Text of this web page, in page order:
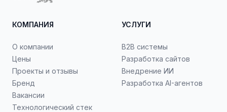
КОМПАНИЯ
О компании
Цены
Проекты и отзывы
Бренд
Вакансии
Технологический стек
УСЛУГИ
B2B системы
Разработка сайтов
Внедрение ИИ
Разработка AI-агентов